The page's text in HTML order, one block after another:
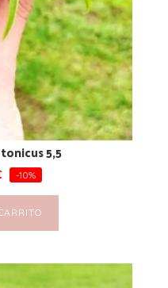
5,5
-10%